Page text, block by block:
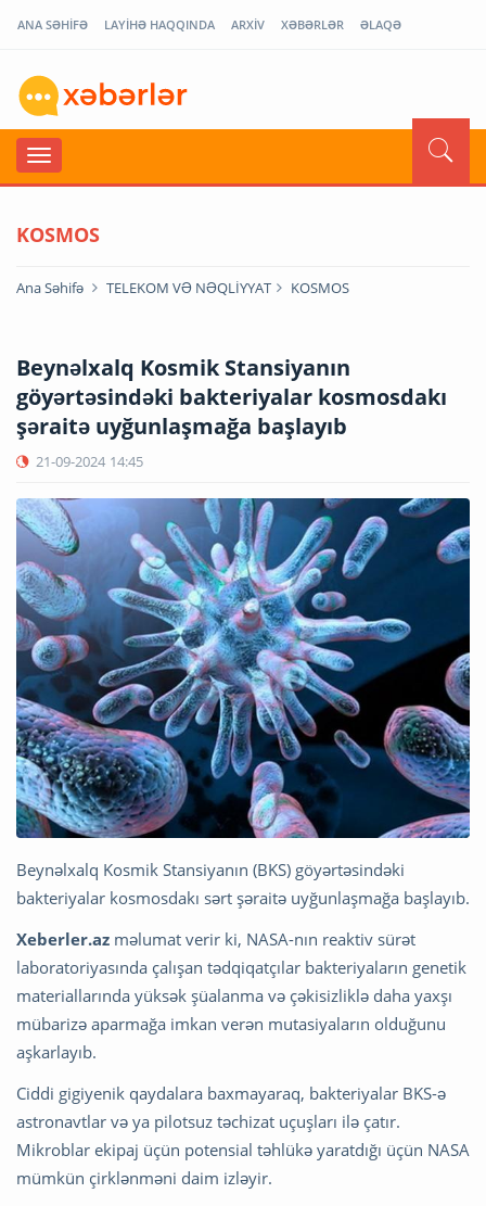
ANA SƏHİFƏ LAYİHƏ HAQQINDA ARXİV XƏBƏRLƏR ƏLAQƏ
KOSMOS
Ana Səhifə TELEKOM VƏ NƏQLİYYAT KOSMOS
Beynəlxalq Kosmik Stansiyanın
göyərtəsindəki bakteriyalar kosmosdakı
şəraitə uyğunlaşmağa başlayıb
21-09-2024 14:45
Beynəlxalq Kosmik Stansiyanın (BKS) göyərtəsindəki
bakteriyalar kosmosdakı sərt şəraitə uyğunlaşmağa başlayıb.
Xeberler.az məlumat verir ki, NASA-nın reaktiv sürət
laboratoriyasında çalışan tədqiqatçılar bakteriyaların genetik
materiallarında yüksək şüalanma və çəkisizliklə daha yaxşı
mübarizə aparmağa imkan verən mutasiyaların olduğunu
aşkarlayıb.
Ciddi gigiyenik qaydalara baxmayaraq, bakteriyalar BKS-ə
astronavtlar və ya pilotsuz təchizat uçuşları ilə çatır.
Mikroblar ekipaj üçün potensial təhlükə yaratdığı üçün NASA
mümkün çirklənməni daim izləyir.